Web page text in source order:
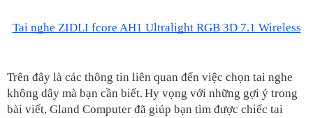
Tai nghe ZIDLI fcore AH1 Ultralight RGB 3D 7.1 Wireless
Trên đây là các thông tin liên quan đến việc chọn tai nghe
không dây mà bạn cần biết. Hy vọng với những gợi ý trong
bài viết, Gland Computer đã giúp bạn tìm được chiếc tai